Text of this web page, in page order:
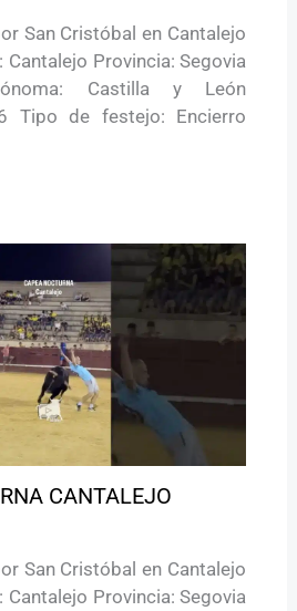
San Cristóbal en Cantalejo
Provincia: Segovia
Castilla y León
Tipo de festejo: Encierro
CANTALEJO
San Cristóbal en Cantalejo
Provincia: Segovia